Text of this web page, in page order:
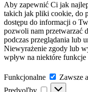
Aby zapewnić Ci jak
takich jak pliki cookie, do
dostępu do informacji o
pozwoli nam przetwarzać
podczas przeglądania lub
Niewyrażenie zgody lub
wpływ na niektóre
Funkcjonalne
Zawsze
Predvoľby